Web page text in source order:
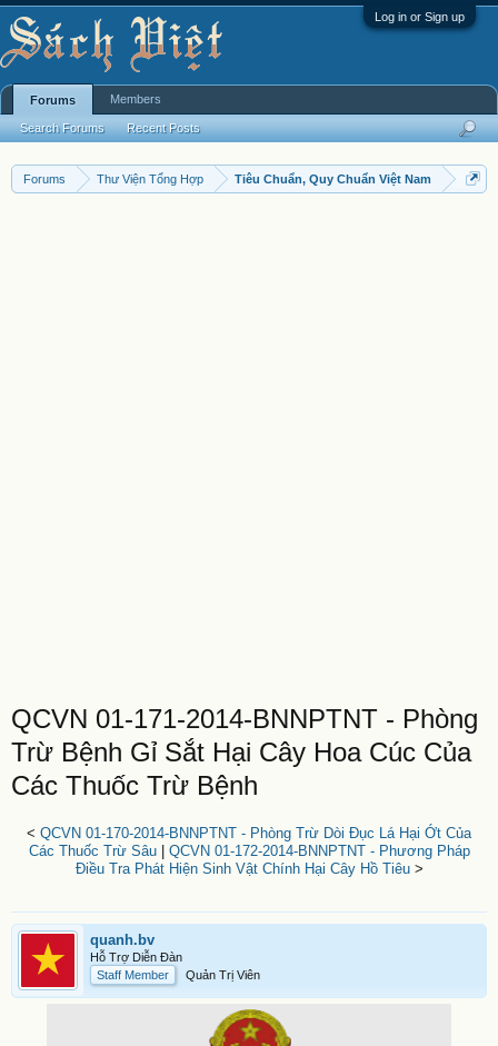
Log in or Sign up
Forums Thư Viện Tổng Hợp Tiêu Chuẩn, Quy Chuẩn Việt Nam
QCVN 01-171-2014-BNNPTNT - Phòng
Trừ Bệnh Gỉ Sắt Hại Cây Hoa Cúc Của
Các Thuốc Trừ Bệnh
< QCVN 01-170-2014-BNNPTNT - Phòng Trừ Dòi Đục Lá Hại Ớt Của
Các Thuốc Trừ Sâu| QCVN 01-172-2014-BNNPTNT - Phương Pháp
Điều Tra Phát Hiện Sinh Vật Chính Hại Cây Hồ Tiêu>
quanh.bv
Hỗ Trợ Diễn Đàn
Staff Member
Quản Trị Viên
Forums
Search Forums Recent Posts
Members